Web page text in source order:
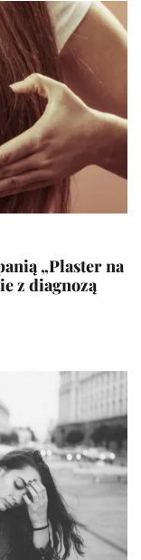
„Plaster na
z diagnozą